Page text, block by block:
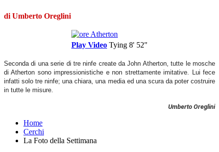
di Umberto Oreglini
Play Video Tying 8' 52"
Seconda di una serie di tre ninfe create da John Atherton, tutte le mosche
di Atherton sono impressionistiche e non strettamente imitative. Lui fece
infatti solo tre ninfe; una chiara, una media ed una scura da poter costruire
in tutte le misure.
Umberto Oreglini
Home
Cerchi
La Foto della Settimana